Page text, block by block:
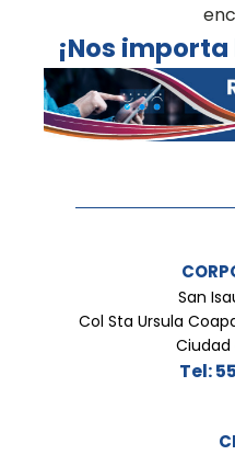
¡Nos
San
Col Sta Ursula
Ciudad
Tel: